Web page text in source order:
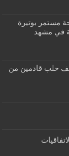
مستمر بوتيرة
في مشهد
حلب قادمين من